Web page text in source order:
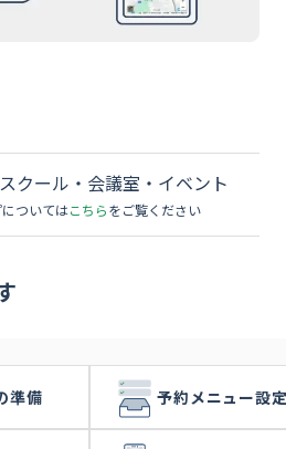
クール・会議室・イベント
ついてはこちらをご覧ください
準備 予約メニュー設